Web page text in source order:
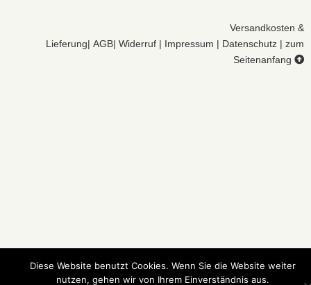
Versandkosten &
Lieferung| AGB| Widerruf | Impressum | Datenschutz | zum
Seitenanfang
Diese Website benutzt Cookies. Wenn Sie die Website weiter
nutzen, gehen wir von Ihrem Einverständnis aus.